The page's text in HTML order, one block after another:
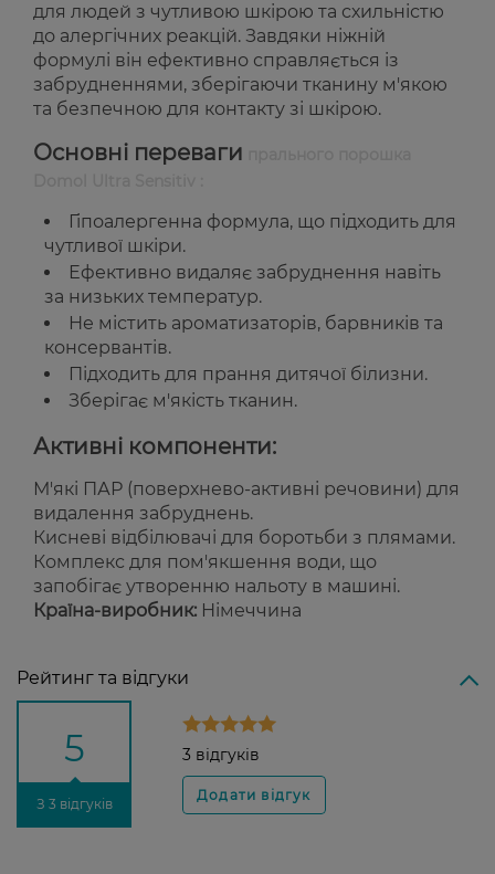
для людей з чутливою шкірою та схильністю
до алергічних реакцій. Завдяки ніжній
формулі він ефективно справляється із
забрудненнями, зберігаючи тканину м'якою
та безпечною для контакту зі шкірою.
Основні переваги
Гіпоалергенна формула, що підходить для
чутливої шкіри.
Ефективно видаляє забруднення навіть
за низьких температур.
Не містить ароматизаторів, барвників та
консервантів.
Підходить для прання дитячої білизни.
Зберігає м'якість тканин.
Активні компоненти:
М'які ПАР (поверхнево-активні речовини) для
видалення забруднень.
Кисневі відбілювачі для боротьби з плямами.
Комплекс для пом'якшення води, що
запобігає утворенню нальоту в машині.
Країна-виробник: Німеччина
Рейтинг та відгуки
5
З 3 відгуків
3 відгуків